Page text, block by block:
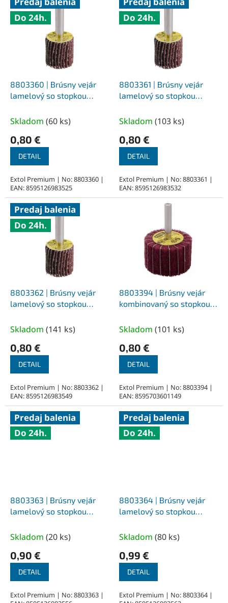
Do 24h.
8803360 | Brúsny vejár
lamelový so stopkou
Skladom (60 ks)
0,80 €
DETAIL
Extol Premium | No: 8803360 |
EAN: 8595126983525
Do 24h.
8803361 | Brúsny vejár
lamelový so stopkou
Skladom (103 ks)
0,80 €
DETAIL
Extol Premium | No: 8803361 |
EAN: 8595126983532
Predaj balenia
Do 24h.
8803362 | Brúsny vejár
lamelový so stopkou
Skladom (141 ks)
0,80 €
DETAIL
Extol Premium | No: 8803362 |
EAN: 8595126983549
8803394 | Brúsny vejár
kombinovaný so stopkou
Skladom (101 ks)
0,80 €
DETAIL
Extol Premium | No: 8803394 |
EAN: 8595703601149
Predaj balenia
Do 24h.
8803363 | Brúsny vejár
lamelový so stopkou
Z100
Skladom (20 ks)
0,90 €
DETAIL
Extol Premium | No: 8803363 |
Predaj balenia
Do 24h.
8803364 | Brúsny vejár
lamelový so stopkou
Z120
Skladom (80 ks)
0,99 €
DETAIL
Extol Premium | No: 8803364 |